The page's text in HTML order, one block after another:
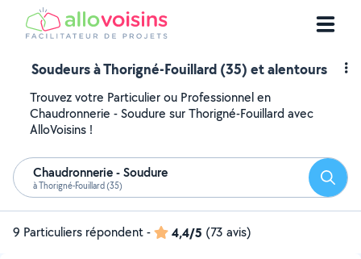
Soudeurs à Thorigné-Fouillard (35) et alentours
Trouvez votre Particulier ou Professionnel en
Chaudronnerie - Soudure sur Thorigné-Fouillard avec
AlloVoisins !
Chaudronnerie - Soudure
à Thorigné-Fouillard (35)
9 Particuliers répondent- 4,4/5 (73 avis)